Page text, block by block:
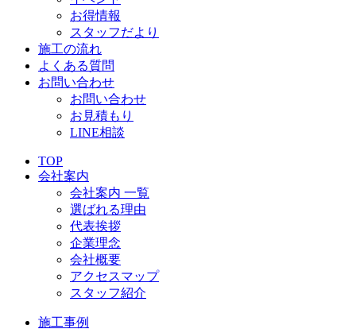
お得情報
スタッフだより
施工の流れ
よくある質問
お問い合わせ
お問い合わせ
お見積もり
LINE相談
TOP
会社案内
会社案内 一覧
選ばれる理由
代表挨拶
企業理念
会社概要
アクセスマップ
スタッフ紹介
施工事例